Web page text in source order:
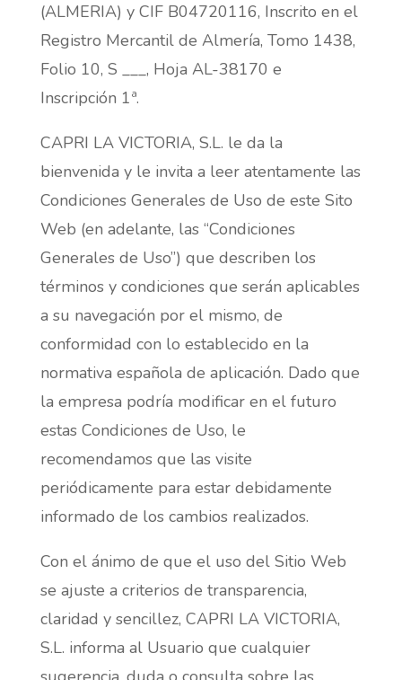
(ALMERIA) y CIF B04720116, Inscrito en el
Registro Mercantil de Almería, Tomo 1438,
Folio 10, S ___, Hoja AL-38170 e
Inscripción 1ª.
CAPRI LA VICTORIA, S.L. le da la
bienvenida y le invita a leer atentamente las
Condiciones Generales de Uso de este Sito
Web (en adelante, las “Condiciones
Generales de Uso”) que describen los
términos y condiciones que serán aplicables
a su navegación por el mismo, de
conformidad con lo establecido en la
normativa española de aplicación. Dado que
la empresa podría modificar en el futuro
estas Condiciones de Uso, le
recomendamos que las visite
periódicamente para estar debidamente
informado de los cambios realizados.
Con el ánimo de que el uso del Sitio Web
se ajuste a criterios de transparencia,
claridad y sencillez, CAPRI LA VICTORIA,
S.L. informa al Usuario que cualquier